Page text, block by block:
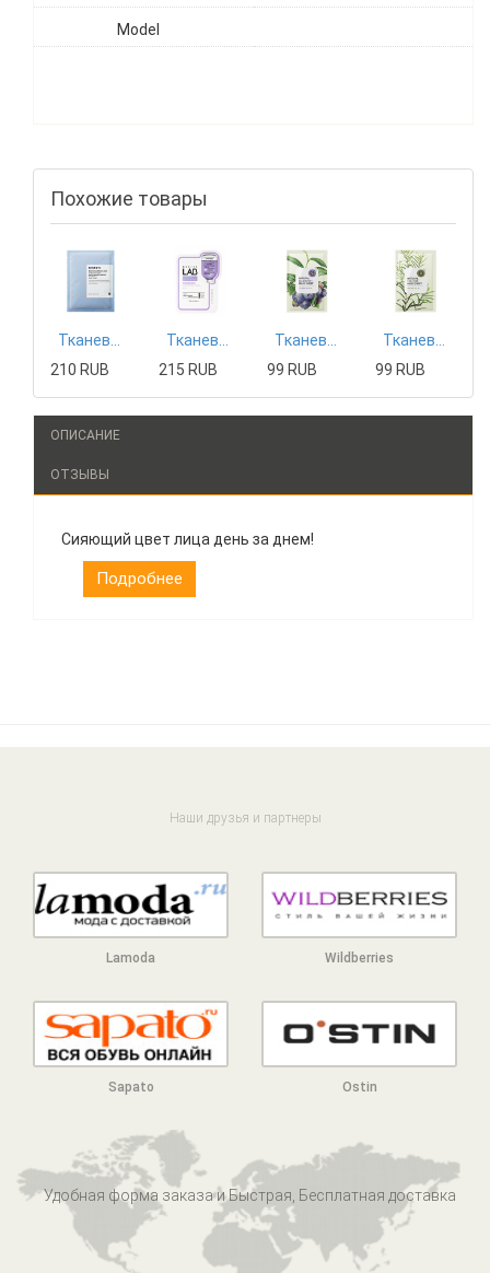
Model
Похожие товары
210 RUB
215 RUB
99 RUB
99 RUB
ОПИСАНИЕ
ОТЗЫВЫ
Сияющий цвет лица день за днем!
Подробнее
Наши друзья и партнеры
Lamoda Wildberries
Sapato Ostin
Удобная форма заказа и Быстрая, Бесплатная доставка